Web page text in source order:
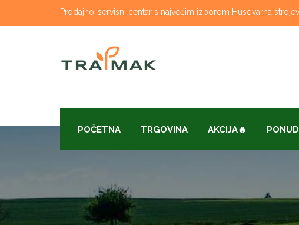
to
Prodajno-servisni centar s najvećim izborom Husqvarna
POČETNA TRGOVINA AKCIJA🔥